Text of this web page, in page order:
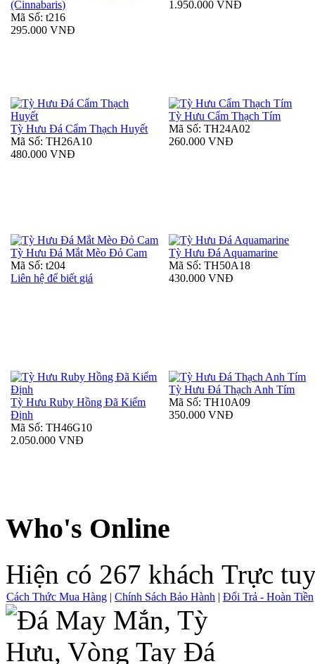
(Cinnabaris)
Mã Số: t216
295.000 VNĐ
1.950.000 VNĐ
Tỳ Hưu Đá Cẩm Thạch Huyết
Mã Số: TH26A10
480.000 VNĐ
Tỳ Hưu Cẩm Thạch Tím
Mã Số: TH24A02
260.000 VNĐ
Tỳ Hưu Đá Mắt Mèo Đỏ Cam
Mã Số: t204
Liên hệ để biết giá
Tỳ Hưu Đá Aquamarine
Mã Số: TH50A18
430.000 VNĐ
Tỳ Hưu Ruby Hồng Đã Kiểm
Định
Mã Số: TH46G10
2.050.000 VNĐ
Tỳ Hưu Đá Thạch Anh Tím
Mã Số: TH10A09
350.000 VNĐ
Who's Online
Hiện có 267 khách Trực
Cách Thức Mua Hàng | Chính Sách Bảo Hành | Đổi Trả - Hoàn Tiền